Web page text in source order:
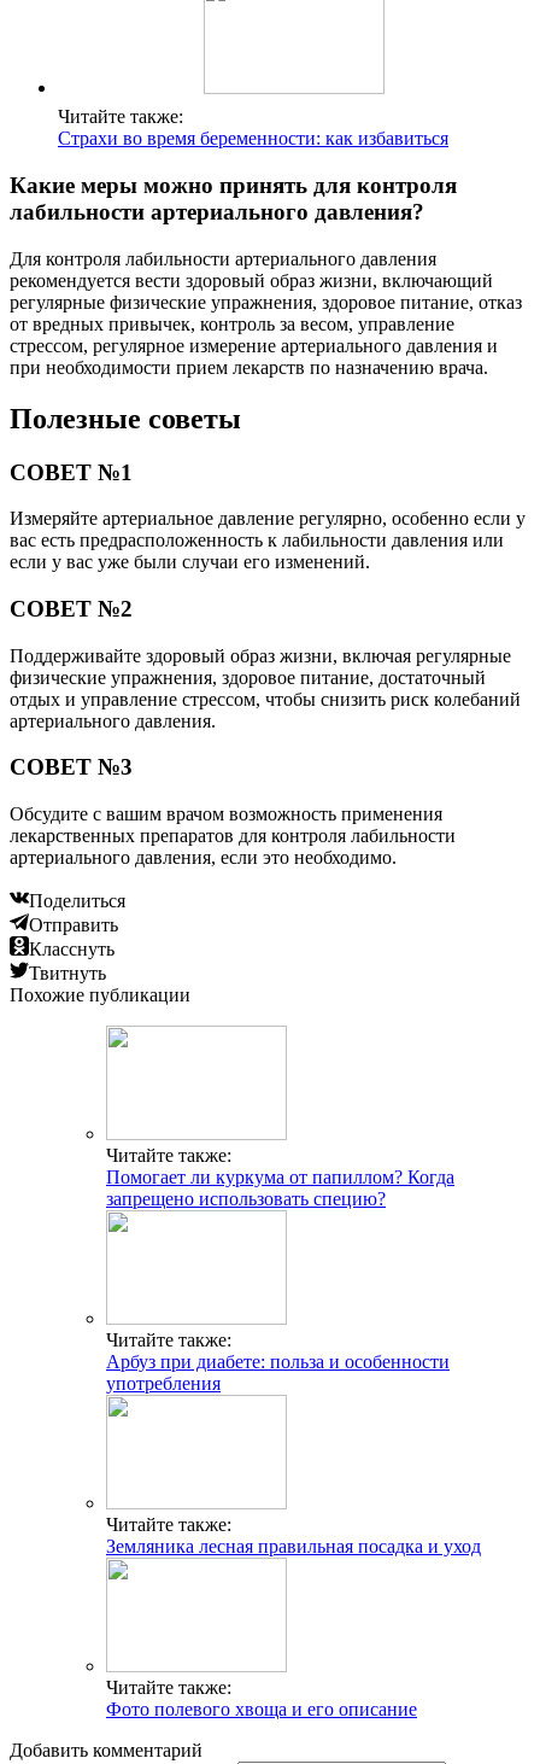
Читайте также:
Страхи во время беременности: как избавиться
Какие меры можно принять для контроля
лабильности артериального давления?
Для контроля лабильности артериального давления
рекомендуется вести здоровый образ жизни, включающий
регулярные физические упражнения, здоровое питание, отказ
от вредных привычек, контроль за весом, управление
стрессом, регулярное измерение артериального давления и
при необходимости прием лекарств по назначению врача.
Полезные советы
СОВЕТ №1
Измеряйте артериальное давление регулярно, особенно если у
вас есть предрасположенность к лабильности давления или
если у вас уже были случаи его изменений.
СОВЕТ №2
Поддерживайте здоровый образ жизни, включая регулярные
физические упражнения, здоровое питание, достаточный
отдых и управление стрессом, чтобы снизить риск колебаний
артериального давления.
СОВЕТ №3
Обсудите с вашим врачом возможность применения
лекарственных препаратов для контроля лабильности
артериального давления, если это необходимо.
Поделиться
Отправить
Класснуть
Твитнуть
Похожие публикации
Читайте также:
Помогает ли куркума от папиллом? Когда
запрещено использовать специю?
Читайте также:
Арбуз при диабете: польза и особенности
употребления
Читайте также:
Земляника лесная правильная посадка и уход
Читайте также:
Фото полевого хвоща и его описание
Добавить комментарий